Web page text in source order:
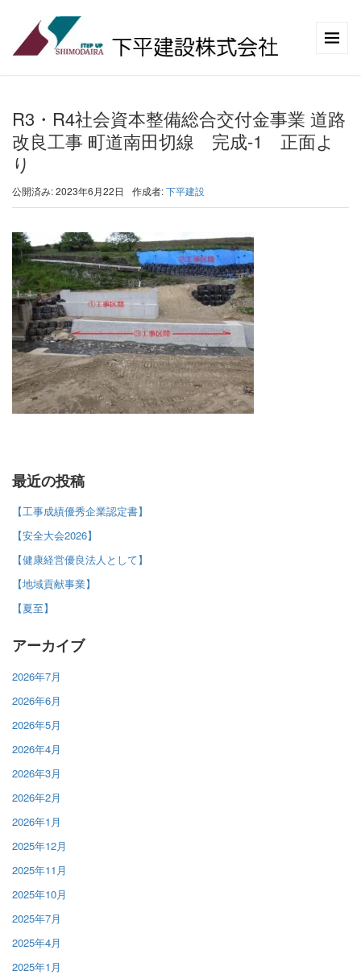
R3・R4社会資本整備総合交付金事業 道路
改良工事 町道南田切線 完成-1 正面よ
り
公開済み: 2023年6月22日 作成者:下平建設
最近の投稿
【工事成績優秀企業認定書】
【安全大会2026】
【健康経営優良法人として】
【地域貢献事業】
【夏至】
アーカイブ
2026年7月
2026年6月
2026年5月
2026年4月
2026年3月
2026年2月
2026年1月
2025年12月
2025年11月
2025年10月
2025年7月
2025年4月
2025年1月